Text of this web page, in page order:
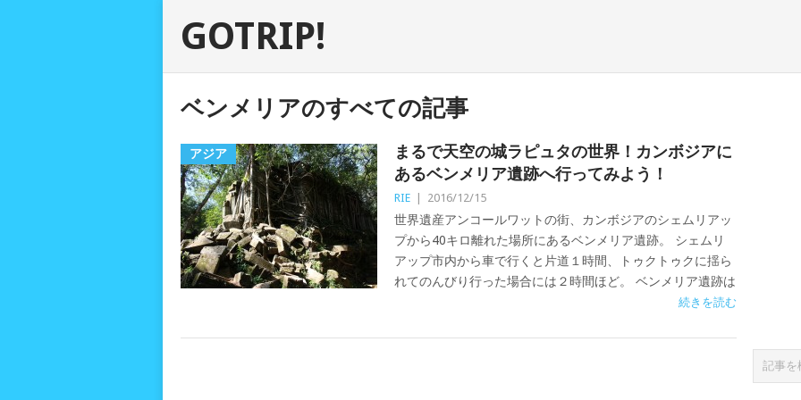
GOTRIP!
ベンメリアのすべての記事
アジア
まるで天空の城ラピュタの世界！カンボジアに
あるベンメリア遺跡へ行ってみよう！
RIE 2016/12/15
世界遺産アンコールワットの街、カンボジアのシェムリアッ
プから40キロ離れた場所にあるベンメリア遺跡。 シェムリ
アップ市内から車で行くと片道１時間、トゥクトゥクに揺ら
れてのんびり行った場合には２時間ほど。 ベンメリア遺跡は
続きを読む